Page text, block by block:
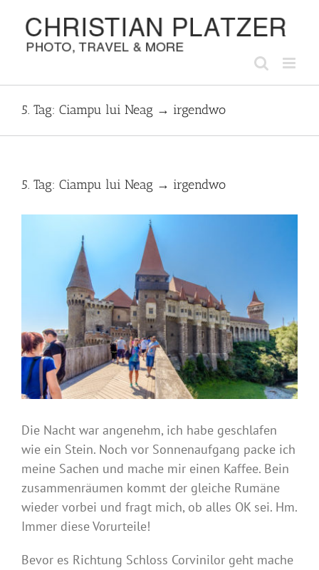
Inhalt
springen
5. Tag: Ciampu lui Neag → irgendwo
5. Tag: Ciampu lui Neag → irgendwo
Die Nacht war angenehm, ich habe geschlafen
wie ein Stein. Noch vor Sonnenaufgang packe ich
meine Sachen und mache mir einen Kaffee. Bein
zusammenräumen kommt der gleiche Rumäne
wieder vorbei und fragt mich, ob alles OK sei. Hm.
Immer diese Vorurteile!
Bevor es Richtung Schloss Corvinilor geht mache